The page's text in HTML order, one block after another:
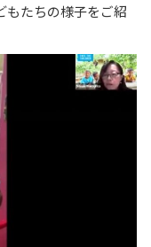
もたちの様子をご紹